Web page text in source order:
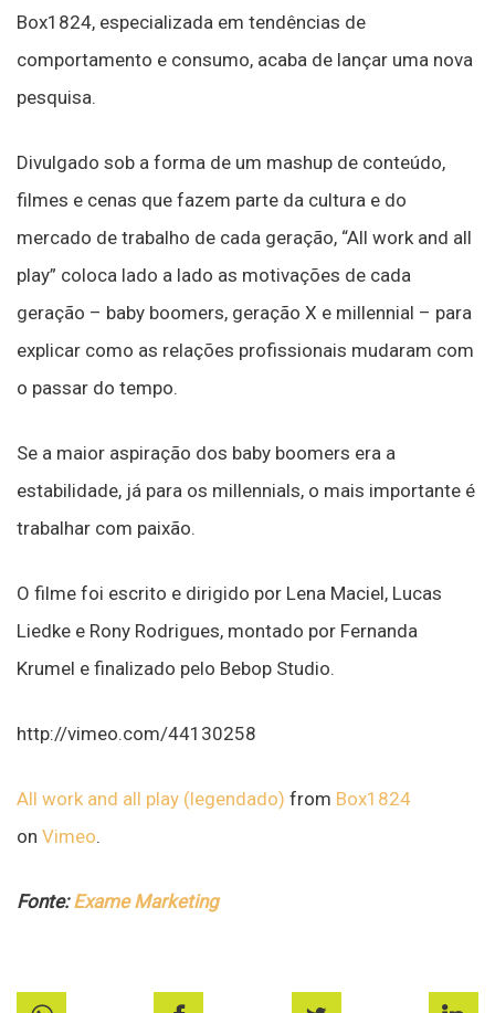
Box1824, especializada em tendências de
comportamento e consumo, acaba de lançar uma nova
pesquisa.
Divulgado sob a forma de um mashup de conteúdo,
filmes e cenas que fazem parte da cultura e do
mercado de trabalho de cada geração, “All work and all
play” coloca lado a lado as motivações de cada
geração – baby boomers, geração X e millennial – para
explicar como as relações profissionais mudaram com
o passar do tempo.
Se a maior aspiração dos baby boomers era a
estabilidade, já para os millennials, o mais importante é
trabalhar com paixão.
O filme foi escrito e dirigido por Lena Maciel, Lucas
Liedke e Rony Rodrigues, montado por Fernanda
Krumel e finalizado pelo Bebop Studio.
http://vimeo.com/44130258
All work and all play (legendado) from Box1824
on Vimeo.
Fonte:Exame Marketing